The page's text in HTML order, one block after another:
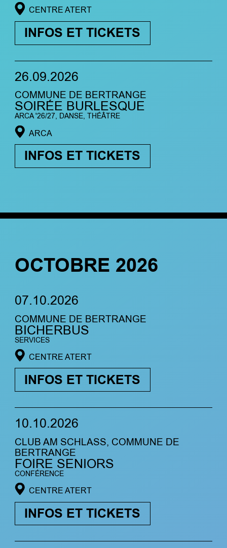
CENTRE ATERT
INFOS ET TICKETS
26.09.2026
COMMUNE DE BERTRANGE
SOIRÉE BURLESQUE
ARCA '26/27, DANSE, THÉÂTRE
ARCA
INFOS ET TICKETS
OCTOBRE 2026
07.10.2026
COMMUNE DE BERTRANGE
BICHERBUS
SERVICES
CENTRE ATERT
INFOS ET TICKETS
10.10.2026
CLUB AM SCHLASS, COMMUNE DE
BERTRANGE
FOIRE SENIORS
CONFÉRENCE
CENTRE ATERT
INFOS ET TICKETS